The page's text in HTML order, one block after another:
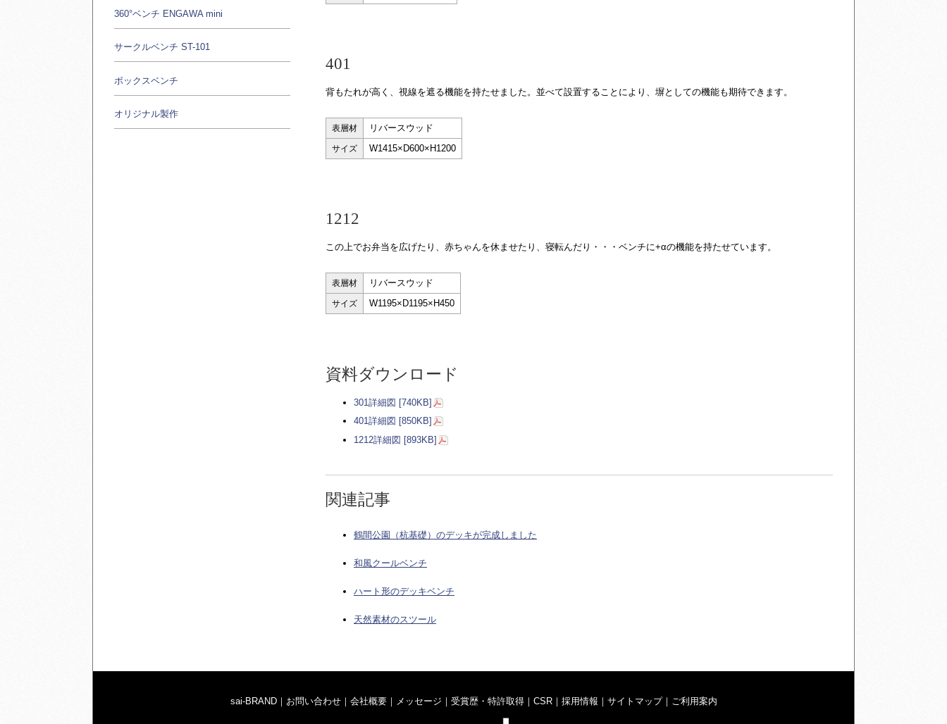
401
背もたれが高く、視線を遮る機能を持たせました。並べて設置することにより、塀としての機能も期待できます。
表層材 リバースウッド
サイズ W1415×D600×H1200
1212
この上でお弁当を広げたり、赤ちゃんを休ませたり、寝転んだり・・・ベンチに+αの機能を持たせています。
表層材 リバースウッド
サイズ W1195×D1195×H450
資料ダウンロード
301詳細図 [740KB]
401詳細図 [850KB]
1212詳細図 [893KB]
関連記事
鶴間公園（杭基礎）のデッキが完成しました
和風クールベンチ
ハート形のデッキベンチ
天然素材のスツール
360°ベンチ ENGAWA mini
サークルベンチ ST-101
ボックスベンチ
オリジナル製作
sai-BRAND｜ お問い合わせ｜ 会社概要｜ メッセージ ｜ 受賞歴・特許取得｜ CSR｜ 採用情報 ｜ サイトマップ｜ ご利用案内